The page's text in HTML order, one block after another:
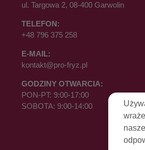
ul. Targowa 2, 08-400 Garwolin
TELEFON:
+48 796 375 258
E-MAIL:
kontakt@pro-fryz.pl
GODZINY OTWARCIA:
PON-PT: 9:00-17:00
SOBOTA: 9:00-14:00